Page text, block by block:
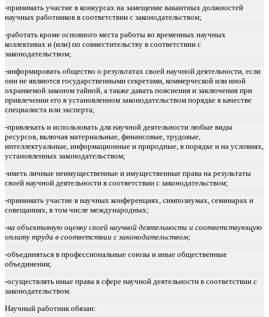
-принимать участие в конкурсах на замещение вакантных должностей
научных работников в соответствии с законодательством;
-работать кроме основного места работы во временных научных
коллективах и (или) по совместительству в соответствии с
законодательством;
-информировать общество о результатах своей научной деятельности, если
они не являются государственными секретами, коммерческой или иной
охраняемой законом тайной, а также давать пояснения и заключения при
привлечении его в установленном законодательством порядке в качестве
специалиста или эксперта;
-привлекать и использовать для научной деятельности любые виды
ресурсов, включая материальные, финансовые, трудовые,
интеллектуальные, информационные и природные, в порядке и на условиях,
установленных законодательством;
-иметь личные неимущественные и имущественные права на результаты
своей научной деятельности в соответствии с законодательством;
-принимать участие в научных конференциях, симпозиумах, семинарах и
совещаниях, в том числе международных;
-на объективную оценку своей научной деятельности и соответствующую
оплату труда в соответствии с законодательством;
-объединяться в профессиональные союзы и иные общественные
объединения;
-осуществлять иные права в сфере научной деятельности в соответствии с
законодательством.
Научный работник обязан: